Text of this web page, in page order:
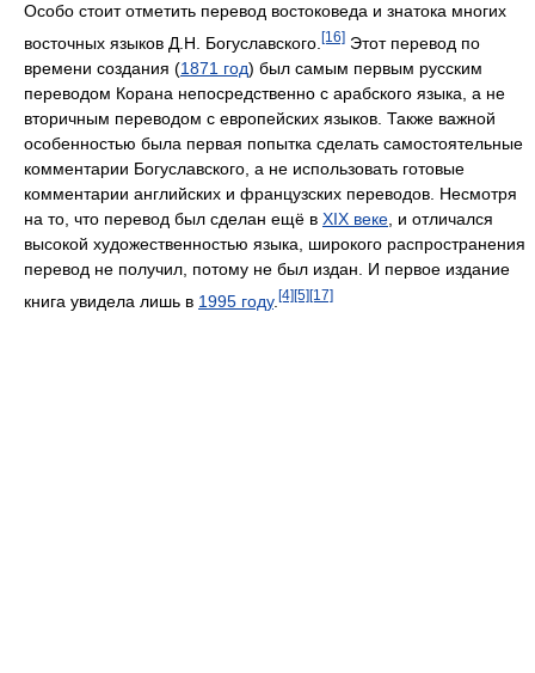
Особо стоит отметить перевод востоковеда и знатока многих
восточных языков Д.Н. Богуславского. [16] Этот перевод по
времени создания (1871 год) был самым первым русским
переводом Корана непосредственно с арабского языка, а не
вторичным переводом с европейских языков. Также важной
особенностью была первая попытка сделать самостоятельные
комментарии Богуславского, а не использовать готовые
комментарии английских и французских переводов. Несмотря
на то, что перевод был сделан ещё в XIX веке , и отличался
высокой художественностью языка, широкого распространения
перевод не получил, потому не был издан. И первое издание
книга увидела лишь в 1995 году. [4][5][17]